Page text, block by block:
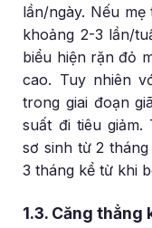
lần/ngày. Nếu
khoảng 2-3 lần/
biểu hiện rặn đỏ
cao. Tuy nhiên
trong giai đoạn
suất đi tiêu
sơ sinh từ 2
3 tháng kể từ khi
1.3. Căng thẳng